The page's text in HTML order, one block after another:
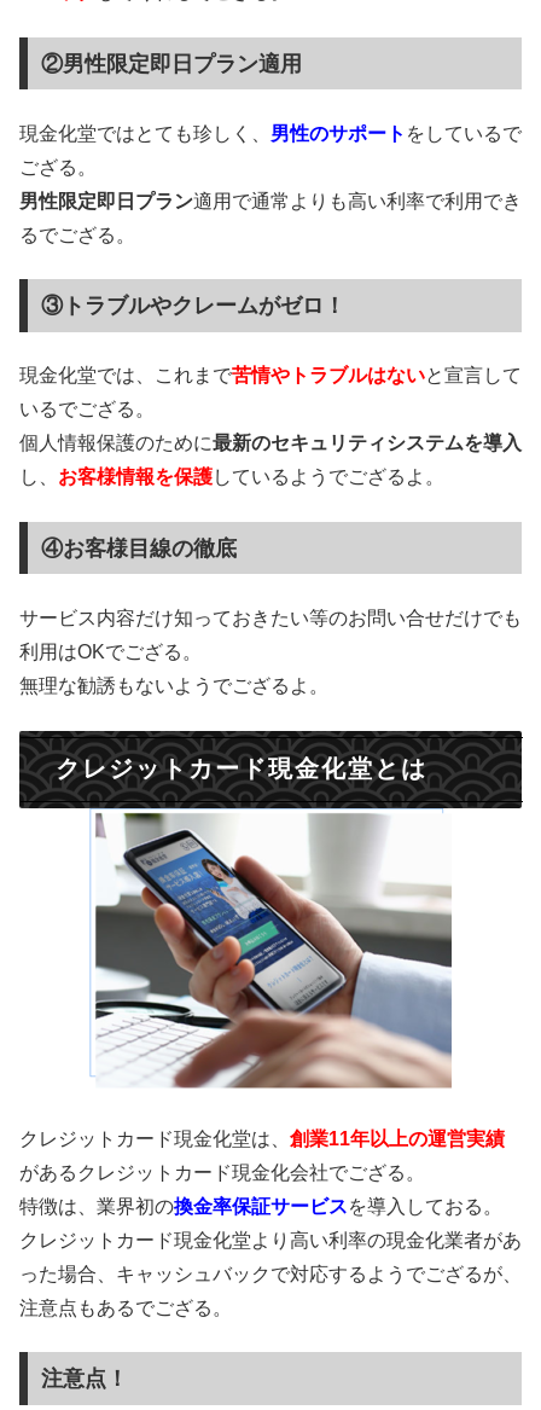
②男性限定即日プラン適用
現金化堂ではとても珍しく、 男性のサポート をしているで
ござる。
男性限定即日プラン適用で通常よりも高い利率で利用でき
るでござる。
③トラブルやクレームがゼロ！
現金化堂では、これまで苦情やトラブルはないと宣言して
いるでござる。
個人情報保護のために最新のセキュリティシステムを導入
し、 お客様情報を保護しているようでござるよ。
④お客様目線の徹底
サービス内容だけ知っておきたい等のお問い合せだけでも
利用はOKでござる。
無理な勧誘もないようでござるよ。
クレジットカード現金化堂とは
クレジットカード現金化堂は、 創業11年以上の運営実績
があるクレジットカード現金化会社でござる。
特徴は、業界初の換金率保証サービスを導入しておる。
クレジットカード現金化堂より高い利率の現金化業者があ
った場合、キャッシュバックで対応するようでござるが、
注意点もあるでござる。
注意点！